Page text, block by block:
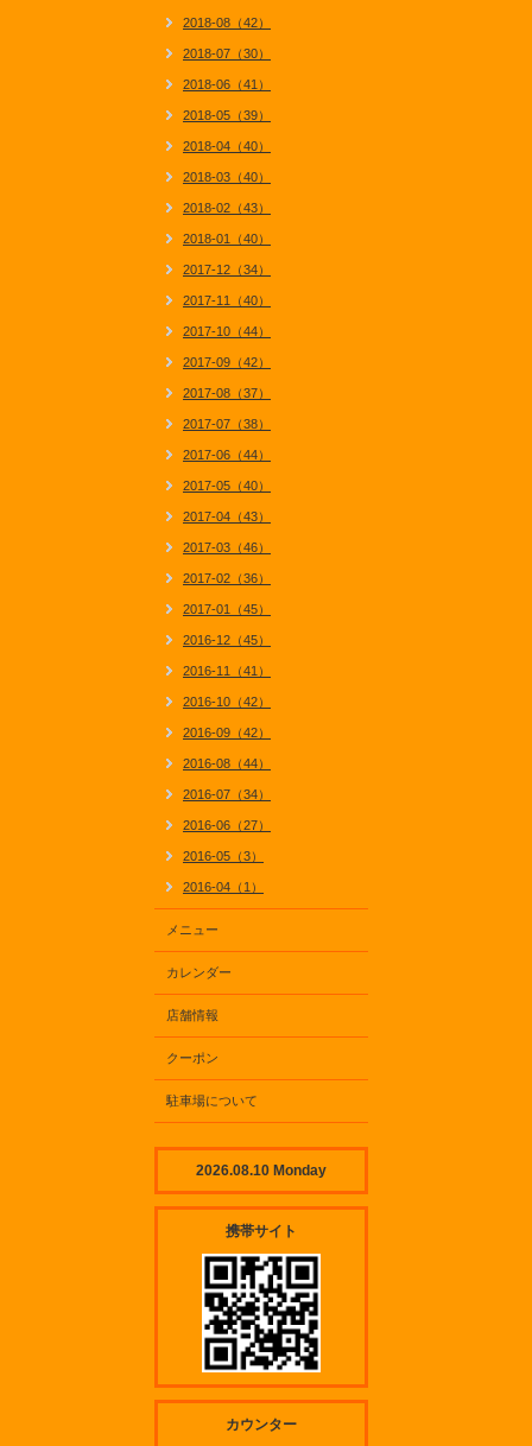
2018-08（42）
2018-07（30）
2018-06（41）
2018-05（39）
2018-04（40）
2018-03（40）
2018-02（43）
2018-01（40）
2017-12（34）
2017-11（40）
2017-10（44）
2017-09（42）
2017-08（37）
2017-07（38）
2017-06（44）
2017-05（40）
2017-04（43）
2017-03（46）
2017-02（36）
2017-01（45）
2016-12（45）
2016-11（41）
2016-10（42）
2016-09（42）
2016-08（44）
2016-07（34）
2016-06（27）
2016-05（3）
2016-04（1）
メニュー
カレンダー
店舗情報
クーポン
駐車場について
2026.08.10 Monday
携帯サイト
カウンター